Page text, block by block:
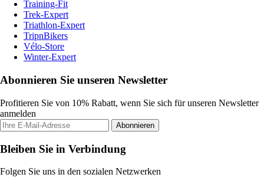
Training-Fit
Trek-Expert
Triathlon-Expert
TripnBikers
Vélo-Store
Winter-Expert
Abonnieren Sie unseren Newsletter
Profitieren Sie von 10% Rabatt, wenn Sie sich für unseren Newsletter
anmelden
Abonnieren
Bleiben Sie in Verbindung
Folgen Sie uns in den sozialen Netzwerken